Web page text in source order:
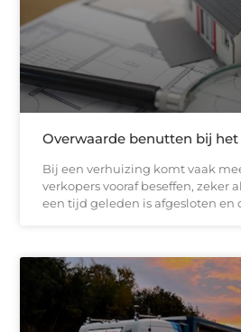
Overwaarde benutten bij
Bij een verhuizing komt vaak
verkopers vooraf beseffen, zeker
een tijd geleden is afgesloten en